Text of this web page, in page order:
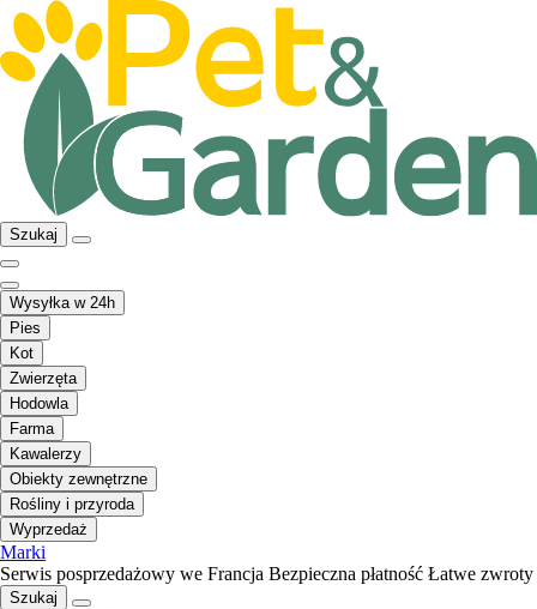
Szukaj
Wysyłka w 24h
Pies
Kot
Zwierzęta
Hodowla
Farma
Kawalerzy
Obiekty zewnętrzne
Rośliny i przyroda
Wyprzedaż
Marki
Serwis posprzedażowy we Francja Bezpieczna płatność Łatwe zwroty
Szukaj